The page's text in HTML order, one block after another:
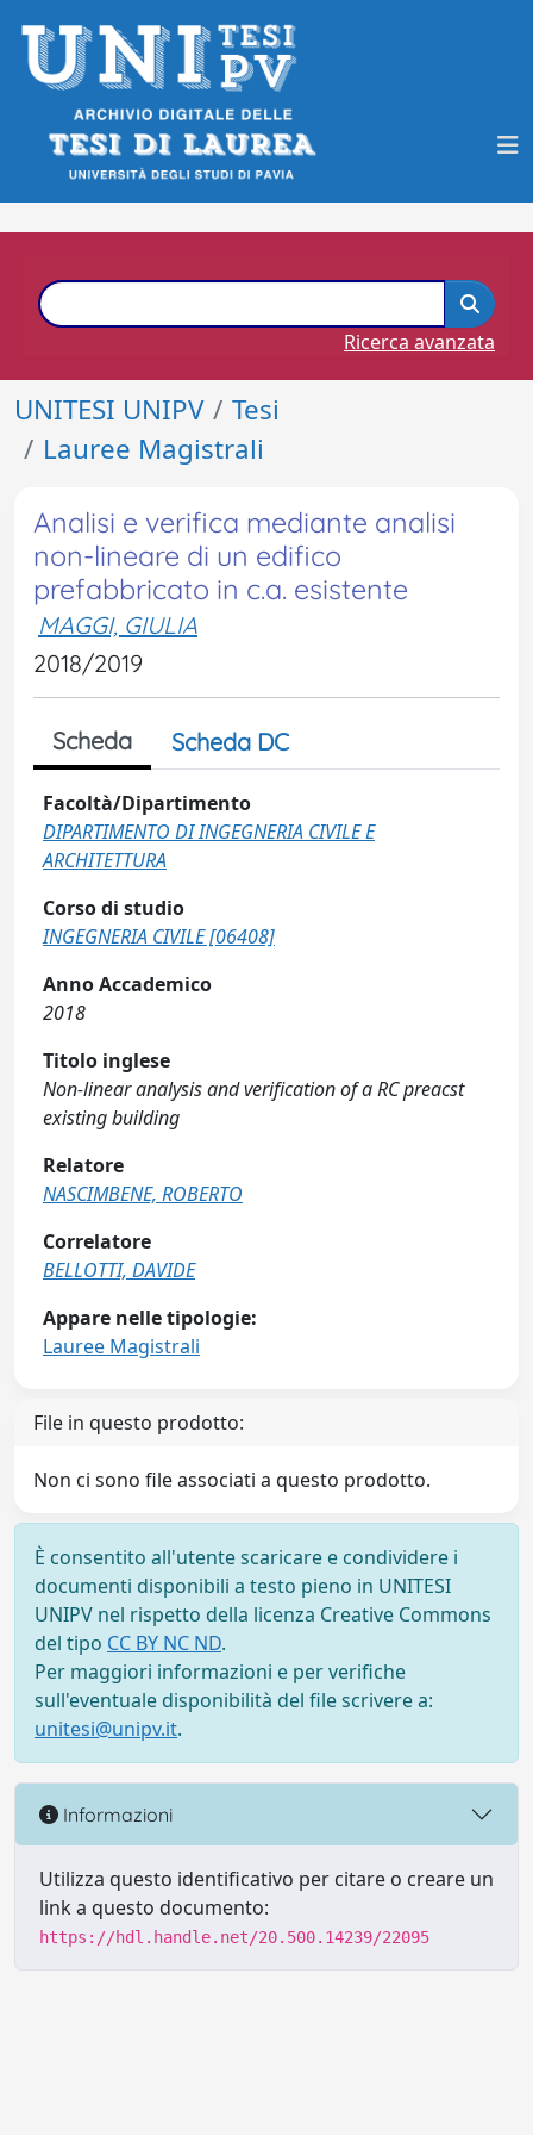
Ricerca avanzata
UNITESI UNIPV
Tesi
Lauree Magistrali
Analisi e verifica mediante analisi
non-lineare di un edifico
prefabbricato in c.a. esistente
MAGGI, GIULIA
2018/2019
Scheda Scheda DC
Facoltà/Dipartimento
DIPARTIMENTO DI INGEGNERIA CIVILE E
ARCHITETTURA
Corso di studio
INGEGNERIA CIVILE [06408]
Anno Accademico
2018
Titolo inglese
Non-linear analysis and verification of a RC preacst
existing building
Relatore
NASCIMBENE, ROBERTO
Correlatore
BELLOTTI, DAVIDE
Appare nelle tipologie:
Lauree Magistrali
File in questo prodotto:
Non ci sono file associati a questo prodotto.
È consentito all'utente scaricare e condividere i
documenti disponibili a testo pieno in UNITESI
UNIPV nel rispetto della licenza Creative Commons
del tipo CC BY NC ND.
Per maggiori informazioni e per verifiche
sull'eventuale disponibilità del file scrivere a:
unitesi@unipv.it.
Informazioni
Utilizza questo identificativo per citare o creare un
link a questo documento:
https://hdl.handle.net/20.500.14239/22095